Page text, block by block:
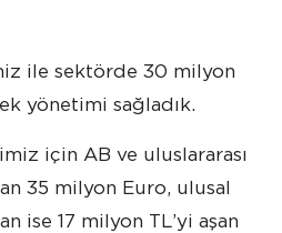
ile sektörde 30 milyon
yönetimi sağladık.
için AB ve uluslararası
35 milyon Euro, ulusal
ise 17 milyon TL’yi aşan